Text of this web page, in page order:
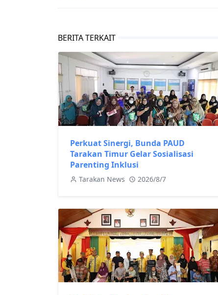
BERITA TERKAIT
Perkuat Sinergi, Bunda PAUD
Tarakan Timur Gelar Sosialisasi
Parenting Inklusi
Tarakan News 2026/8/7